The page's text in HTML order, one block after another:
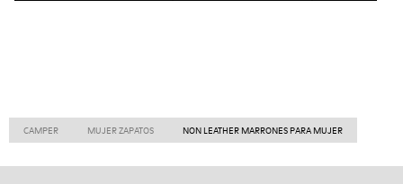
CAMPER MUJER ZAPATOS NON LEATHER MARRONES PARA MUJER